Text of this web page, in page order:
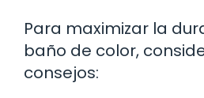
Para maximizar la
baño de color,
consejos: